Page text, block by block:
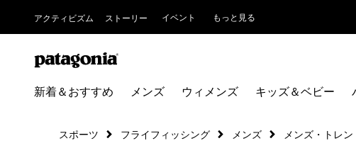
アクティビズム ストーリー イベント もっと見る
新着＆おすすめ メンズ ウィメンズ キッズ＆ベビー
スポーツ フライフィッシング メンズ メンズ・トレ